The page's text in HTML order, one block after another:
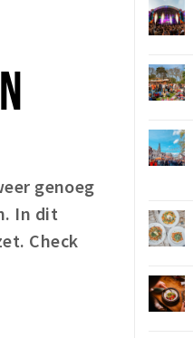
genoeg
In dit
Check